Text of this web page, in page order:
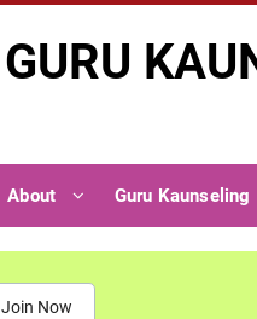
GURU
About Guru Kaunseling
Join Now